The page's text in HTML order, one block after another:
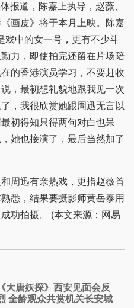
报道，陈嘉上执导，赵薇、
画皮》将于本月上映。陈嘉
戏中的女一号，更有不少斗
力，即使拍完还留在片场陪
的香港演员学习，不要赶收
，最初想礼貌地跟我见一次
，我很欣赏她跟周迅无言以
初得知只得两句对白也呆
她也接演了，最后当然加了
周迅有亲热戏，更指赵薇首
悉，结果要摄影师黄岳泰用
功拍摄。 (本文来源：网易
大唐妖探》西安见面会反
全龄观众共赏机关长安城